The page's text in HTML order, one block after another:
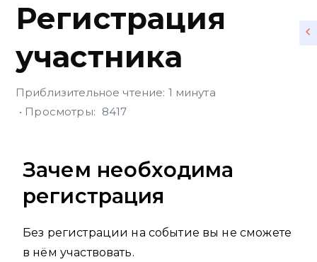
Регистрация
участника
Приблизительное чтение: 1 минута
8417
Зачем необходима
регистрация
Без регистрации на событие вы не сможете
в нём участвовать.